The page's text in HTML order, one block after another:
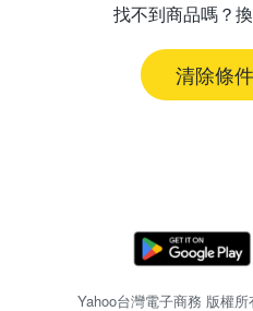
找不到商品嗎？
清除條
Yahoo台灣電子商務 版權